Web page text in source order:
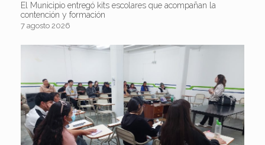
El Municipio entregó kits escolares que acompañan la
contención y formación
7 agosto 2026